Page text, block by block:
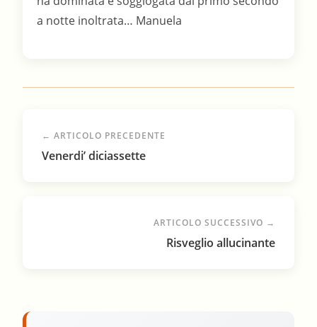
← ARTICOLO PRECEDENTE
Venerdi’ diciassette
ARTICOLO SUCCESSIVO →
Risveglio allucinante